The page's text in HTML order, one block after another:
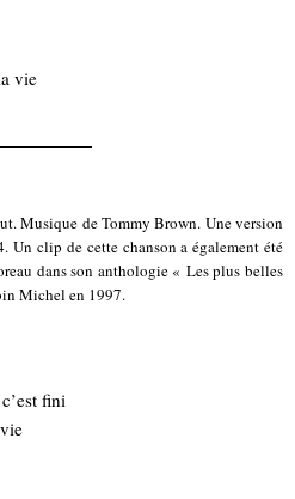
vie
Musique de Tommy Brown. Une version
Un clip de cette chanson a également été
dans son anthologie « Les plus belles
Michel en 1997.
fini